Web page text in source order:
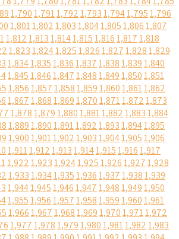
1,7901,7911,7921,7931,7941,7951,796
1,8011,8021,8031,8041,8051,8061,807
1,8121,8131,8141,8151,8161,8171,818
1,8231,8241,8251,8261,8271,8281,829
1,8341,8351,8361,8371,8381,8391,840
1,8451,8461,8471,8481,8491,8501,851
1,8561,8571,8581,8591,8601,8611,862
1,8671,8681,8691,8701,8711,8721,873
1,8781,8791,8801,8811,8821,8831,884
1,8891,8901,8911,8921,8931,8941,895
1,9001,9011,9021,9031,9041,9051,906
1,9111,9121,9131,9141,9151,9161,917
1,9221,9231,9241,9251,9261,9271,928
1,9331,9341,9351,9361,9371,9381,939
1,9441,9451,9461,9471,9481,9491,950
1,9551,9561,9571,9581,9591,9601,961
1,9661,9671,9681,9691,9701,9711,972
1,9771,9781,9791,9801,9811,9821,983